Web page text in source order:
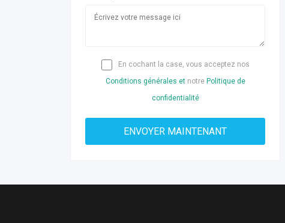
En cochant la case, vous acceptez nos
Conditions générales etnotre Politique de
confidentialité